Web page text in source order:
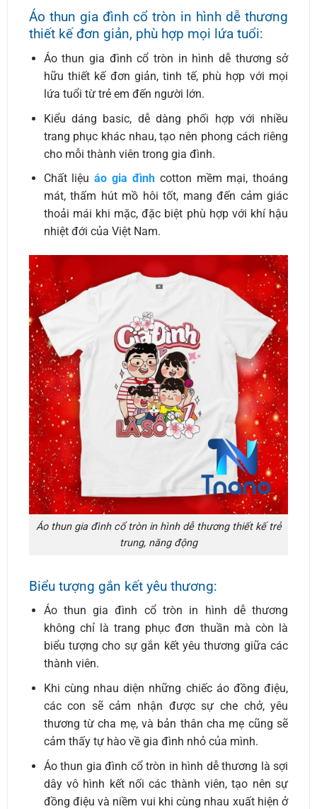
Áo thun gia đình cổ tròn in hình dễ thương
thiết kế đơn giản, phù hợp mọi lứa tuổi:
Áo thun gia đình cổ tròn in hình dễ thương sở
hữu thiết kế đơn giản, tinh tế, phù hợp với mọi
lứa tuổi từ trẻ em đến người lớn.
Kiểu dáng basic, dễ dàng phối hợp với nhiều
trang phục khác nhau, tạo nên phong cách riêng
cho mỗi thành viên trong gia đình.
Chất liệuáo gia đìnhcotton mềm mại, thoáng
mát, thấm hút mồ hôi tốt, mang đến cảm giác
thoải mái khi mặc, đặc biệt phù hợp với khí hậu
nhiệt đới của Việt Nam.
Áo thun gia đình cổ tròn in hình dễ thương thiết kế trẻ
trung, năng động
Biểu tượng gắn kết yêu thương:
Áo thun gia đình cổ tròn in hình dễ thương
không chỉ là trang phục đơn thuần mà còn là
biểu tượng cho sự gắn kết yêu thương giữa các
thành viên.
Khi cùng nhau diện những chiếc áo đồng điệu,
các con sẽ cảm nhận được sự che chở, yêu
thương từ cha mẹ, và bản thân cha mẹ cũng sẽ
cảm thấy tự hào về gia đình nhỏ của mình.
Áo thun gia đình cổ tròn in hình dễ thương là sợi
dây vô hình kết nối các thành viên, tạo nên sự
đồng điệu và niềm vui khi cùng nhau xuất hiện ở